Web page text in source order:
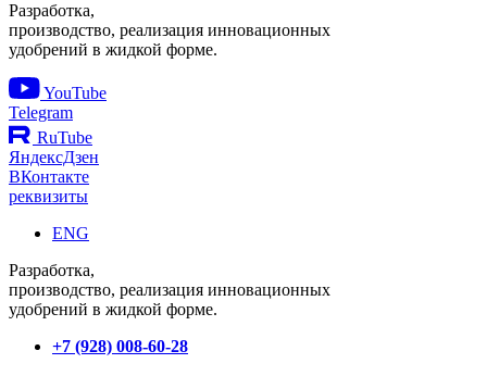
Разработка,
производство, реализация инновационных
удобрений в жидкой форме.
YouTube
Telegram
RuTube
ЯндексДзен
ВКонтакте
реквизиты
ENG
Разработка,
производство, реализация инновационных
удобрений в жидкой форме.
+7 (928) 008-60-28